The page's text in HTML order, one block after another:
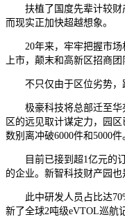
扶植了国度先辈计较财产
而现实正加快超越想象。
20年来，牢牢把握市场
上市，颠末和高新区招商
不只仅由于区位劣势，跟
极豪科技将总部迁至华苑
区的远见取计谋定力，园
数别离冲破6000件和5000
目前已接到超1亿元的订
的企业。新智科技财产园也
此中研发人员占比达70%
新了全球2吨级eVTOL巡航